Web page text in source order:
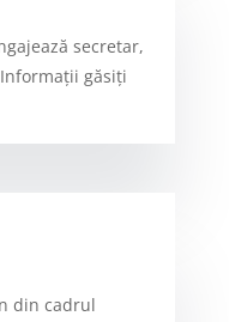
secretar,
găsiți
din cadrul